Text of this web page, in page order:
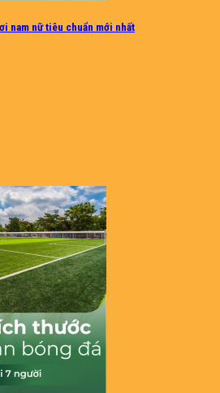
nam nữ tiêu chuẩn mới nhất